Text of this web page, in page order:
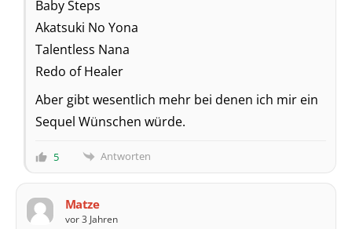
Baby Steps
Akatsuki No Yona
Talentless Nana
Redo of Healer
Aber gibt wesentlich mehr bei denen ich mir ein
Sequel Wünschen würde.
5 Antworten
Matze
vor 3 Jahren